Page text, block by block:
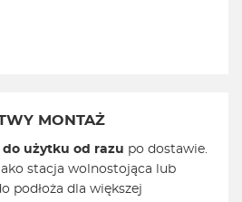
MONTAŻ
użytku od razu po dostawie.
stacja wolnostojąca lub
podłoża dla większej